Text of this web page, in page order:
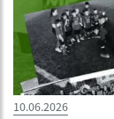
10.06.2026